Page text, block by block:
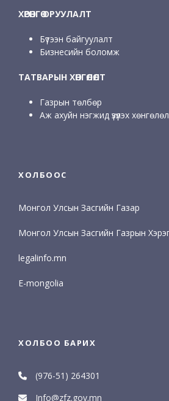
ХӨРӨНГӨ ОРУУЛАЛТ
Бүтээн байгуулалт
Бизнесийн боломж
ТАТВАРЫН ХӨНГӨЛӨЛТ
Газрын төлбөр
Аж ахуйн нэгжид үзүүлэх
ХОЛБООС
Монгол Улсын Засгийн Газар
Монгол Улсын Засгийн Газрын
legalinfo.mn
E-mongolia
ХОЛБОО БАРИХ
(976-51) 264301
Info@zfz.gov.mn